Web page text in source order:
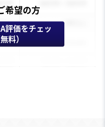
希望の方
評価をチェッ
料）